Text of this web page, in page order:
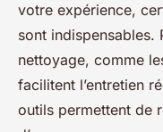
votre expérience,
sont indispensables.
nettoyage, comme
facilitent l’entretien
outils permettent de